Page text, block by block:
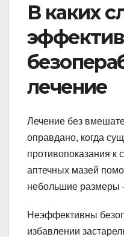
В каких
лечение
Лечение без
оправдано, когда
противопоказания
аптечных мазей
небольшие размеры
Неэффективны
избавлении